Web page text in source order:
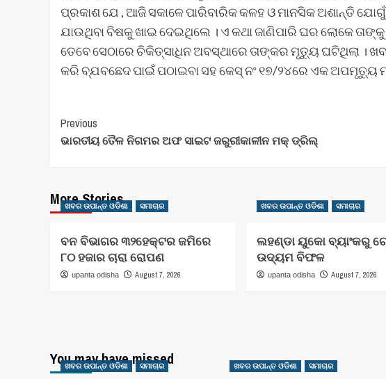
ପ୍ରକାଶ ଯେ , ଆଜି ସକାଳେ ପାରିବାରିକ କଳହ ଓ ମାନସିକ ଅଶାନ୍ତି ଯୋଗୁଁ
ଯାଉଥିବା ବିଷକୁ ଖାଇ ଦେଇଥିଲେ । ଏ କଥା ଜାଣିପାରି ଘର ଲୋକେ
ତେବେ ସେଠାରେ ଚିକିତ୍ସାଧିନ ଅବସ୍ଥାରେ ତାଙ୍କର ମୃତ୍ୟୁ ଘଟିଥିଲା ।
କରି ବ୍ଯବଛେଦ ପାଇଁ ପଠାଇବା ସହ କେସ୍ ନଂ ୧୭/୨୪ରେ ଏକ ଅପମୃତ୍ୟୁ
Post
Navigation
Previous
ଭାରତୀୟ ତୈଳ ନିଗମର ଅଫ ସାଇଟ ଜରୁରୀକାଳୀନ ମକ୍ ଡ୍ରିଲ୍
More Stories
ଖବର ଉପାନ୍ତ ଓଡିଶା ସମାଚାର
ବନ ବିଭାଗର ୩୨ହେକ୍ଟର ଜମିରେ
୮୦ ହଜାର ଚାରା ରୋପଣ
upanta odisha August 7, 2026
ଖବର ଉପାନ୍ତ ଓଡିଶା ସମାଚାର
ଲହଣ୍ଡା ୟୁକୋ ବ୍ୟାଂକରୁ
ଉଦ୍ୟମ ବିଫଳ
upanta odisha August 7, 2026
You may have missed
ଖବର ଉପାନ୍ତ ଓଡିଶା ସମାଚାର ଖବର ଉପାନ୍ତ ଓଡିଶା ସମାଚାର